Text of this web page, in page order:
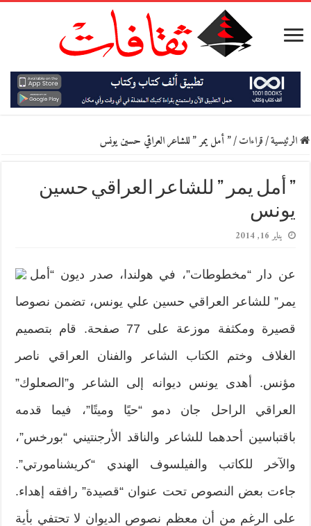
الرئيسية/قراءات/” أمل يمر ” للشاعر العراقي حسين يونس
” أمل يمر ” للشاعر العراقي حسين
يونس
يناير 16, 2014
عن دار “مخطوطات”، في هولندا، صدر ديون “أمل
يمر” للشاعر العراقي حسين علي يونس، تضمن نصوصا
قصيرة ومكثفة موزعة على 77 صفحة. قام بتصميم
الغلاف وختم الكتاب الشاعر والفنان العراقي ناصر
مؤنس. أهدى يونس ديوانه إلى الشاعر و”الصعلوك”
العراقي الراحل جان دمو “حيًا وميتًا”، فيما قدمه
باقتباسين أحدهما للشاعر والناقد الأرجنتيني “بورخس”،
والآخر للكاتب والفيلسوف الهندي “كريشنامورتي”.
جاءت بعض النصوص تحت عنوان “قصيدة” رافقه إهداء.
على الرغم من أن معظم نصوص الديوان لا تحتفي بأية